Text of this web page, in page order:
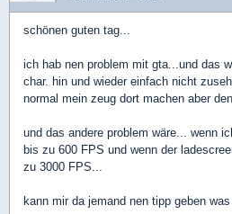
schönen guten tag...
ich hab nen problem mit gta...und das
char. hin und wieder einfach nicht
normal mein zeug dort machen aber
und das andere problem wäre... wenn
bis zu 600 FPS und wenn der
zu 3000 FPS...
kann mir da jemand nen tipp geben